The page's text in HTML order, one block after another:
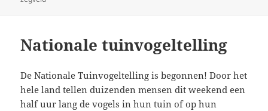
Nationale tuinvogeltelling
De Nationale Tuinvogeltelling is begonnen! Door het
hele land tellen duizenden mensen dit weekend een
half uur lang de vogels in hun tuin of op hun